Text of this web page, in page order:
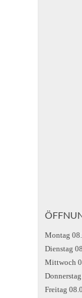
Montag
Dienstag
Mittwoch
Freitag